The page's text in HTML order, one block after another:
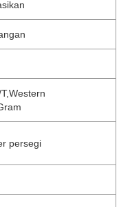
persegi